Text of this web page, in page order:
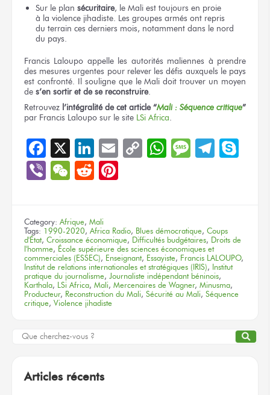
Sur le plan sécuritaire, le Maliest toujours en proie
à la violence jihadiste. Les groupes armésont repris
du terrain ces derniers mois, notammentdans le nord
du pays.
Francis Laloupo appelle les autorités maliennes à prendre
des mesures urgentes pour relever les défis auxquels le pays
est confronté. Il souligne que le Mali doit trouver un moyen
de s’en sortir et de se reconstruire.
Retrouvez l’intégralitéde cet article “Mali : Séquence critique”
par Francis Laloupo sur le site LSi Africa.
Facebook
X LinkedIn
EmailCopyWhatsApp
Message
ViberWeChat
Reddit
Category: Afrique, Mali
Tags: 1990-2020, Africa Radio, Blues démocratique, Coups
d'État, Croissance économique, Difficultés budgétaires, Droits de
l'homme, École supérieure des sciences économiques et
commerciales (ESSEC), Enseignant, Essayiste, Francis LALOUPO,
Institut de relations internationales et stratégiques (IRIS), Institut
pratique du journalisme, Journaliste indépendant béninois,
Karthala, LSi Africa, Mali, Mercenaires de Wagner, Minusma,
Producteur, Reconstruction du Mali, Sécurité au Mali, Séquence
critique, Violence jihadiste
Articles récents